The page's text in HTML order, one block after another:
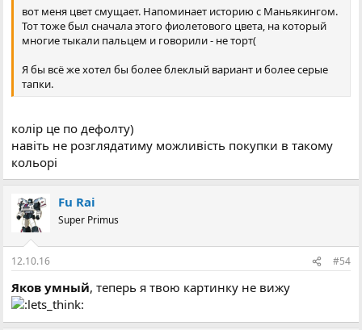
вот меня цвет смущает. Напоминает историю с Маньякингом.
Тот тоже был сначала этого фиолетового цвета, на который
многие тыкали пальцем и говорили - не торт(
Я бы всё же хотел бы более блеклый вариант и более серые
тапки.
колір це по дефолту)
навіть не розглядатиму можливість покупки в такому
кольорі
Fu Rai
Super Primus
12.10.16 #54
Яков умный, теперь я твою картинку не вижу